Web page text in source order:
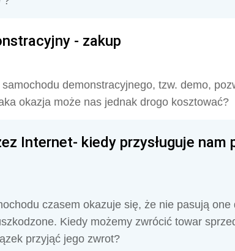
- zakup
demonstracyjnego, tzw. demo,
okazja może nas jednak drogo kosztować?
Internet- kiedy przysługuje nam
czasem okazuje się, że nie pasują one
Kiedy możemy zwrócić towar
przyjąć jego zwrot?